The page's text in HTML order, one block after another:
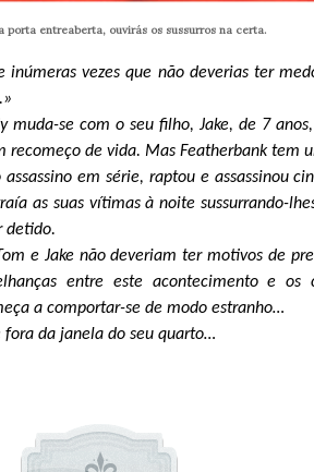
porta entreaberta, ouvirás os sussurros na certa.
inúmeras vezes que não deverias ter
muda-se com o seu filho, Jake, de 7
recomeço de vida. Mas Featherbank tem
em série, raptou e assassinou
as suas vítimas à noite sussurrando-
detido.
e Jake não deveriam ter motivos de
entre este acontecimento e
a comportar-se de modo estranho…
fora da janela do seu quarto…